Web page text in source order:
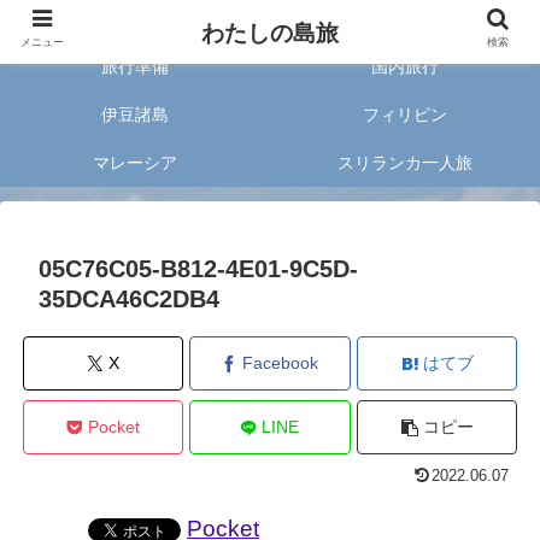
旅好きな20代女子が案内する旅のあれこれ✈︎
旅行準備 国内旅行
伊豆諸島 フィリピン
マレーシア スリランカ一人旅
05C76C05-B812-4E01-9C5D-
35DCA46C2DB4
X Facebook はてブ
Pocket LINE コピー
2022.06.07
Pocket
メニュー わたしの島旅 検索